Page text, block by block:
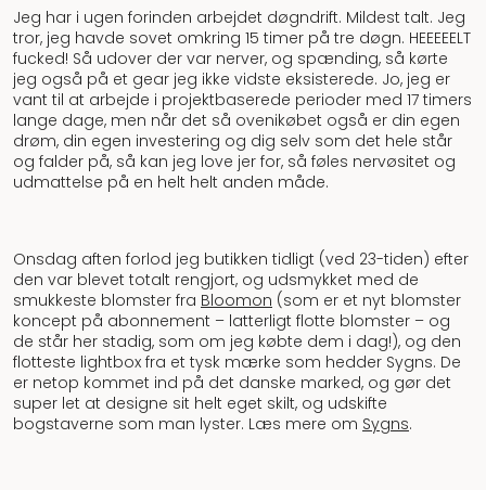
Jeg har i ugen forinden arbejdet døgndrift. Mildest talt. Jeg
tror, jeg havde sovet omkring 15 timer på tre døgn. HEEEEELT
fucked! Så udover der var nerver, og spænding, så kørte
jeg også på et gear jeg ikke vidste eksisterede. Jo, jeg er
vant til at arbejde i projektbaserede perioder med 17 timers
lange dage, men når det så ovenikøbet også er din egen
drøm, din egen investering og dig selv som det hele står
og falder på, så kan jeg love jer for, så føles nervøsitet og
udmattelse på en helt helt anden måde.
Onsdag aften forlod jeg butikken tidligt (ved 23-tiden) efter
den var blevet totalt rengjort, og udsmykket med de
smukkeste blomster fra Bloomon (som er et nyt blomster
koncept på abonnement – latterligt flotte blomster – og
de står her stadig, som om jeg købte dem i dag!), og den
flotteste lightbox fra et tysk mærke som hedder Sygns. De
er netop kommet ind på det danske marked, og gør det
super let at designe sit helt eget skilt, og udskifte
bogstaverne som man lyster. Læs mere om Sygns.